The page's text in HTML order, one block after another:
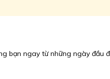
bạn ngay từ những ngày đầu